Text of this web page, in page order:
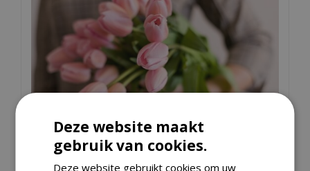
Deze website maakt
gebruik van cookies.
Deze website gebruikt cookies om uw